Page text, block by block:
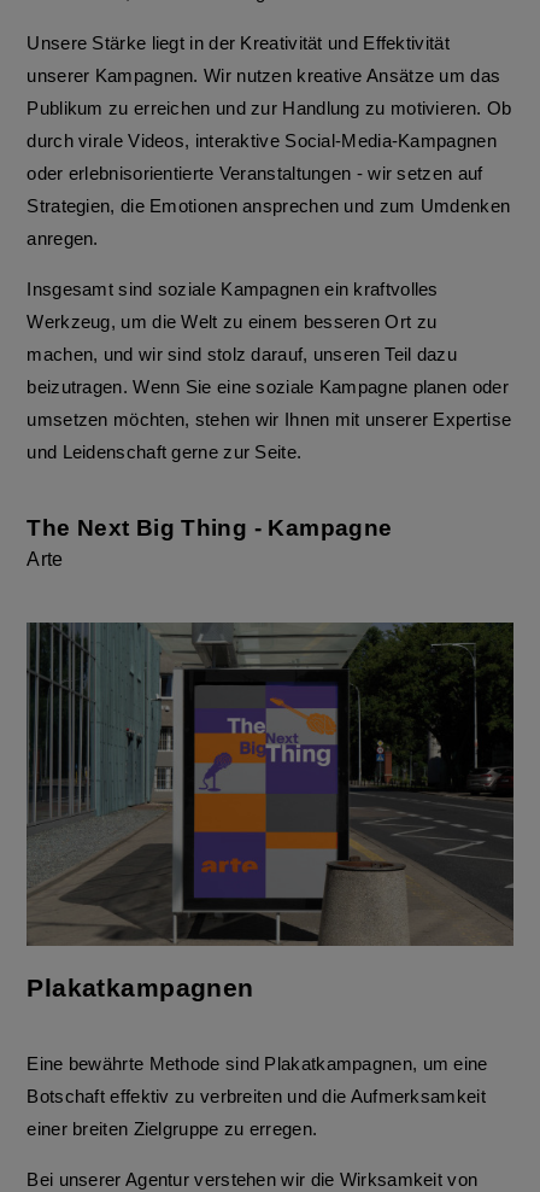
Unsere Stärke liegt in der Kreativität und Effektivität
unserer Kampagnen. Wir nutzen kreative Ansätze um das
Publikum zu erreichen und zur Handlung zu motivieren. Ob
durch virale Videos, interaktive Social-Media-Kampagnen
oder erlebnisorientierte Veranstaltungen - wir setzen auf
Strategien, die Emotionen ansprechen und zum Umdenken
anregen.
Insgesamt sind soziale Kampagnen ein kraftvolles
Werkzeug, um die Welt zu einem besseren Ort zu
machen, und wir sind stolz darauf, unseren Teil dazu
beizutragen. Wenn Sie eine soziale Kampagne planen oder
umsetzen möchten, stehen wir Ihnen mit unserer Expertise
und Leidenschaft gerne zur Seite.
The Next Big Thing - Kampagne
Arte
Plakatkampagnen
Eine bewährte Methode sind Plakatkampagnen, um eine
Botschaft effektiv zu verbreiten und die Aufmerksamkeit
einer breiten Zielgruppe zu erregen.
Bei unserer Agentur verstehen wir die Wirksamkeit von